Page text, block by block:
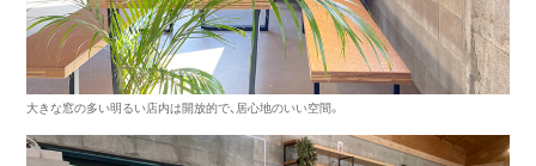
大きな窓の多い明るい店内は開放的で、居心地のいい空間。